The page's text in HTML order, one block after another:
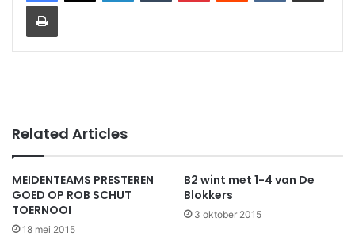
Print
Related Articles
MEIDENTEAMS PRESTEREN
GOED OP ROB SCHUT
TOERNOOI
18 mei 2015
B2 wint met 1-4 van De
Blokkers
3 oktober 2015